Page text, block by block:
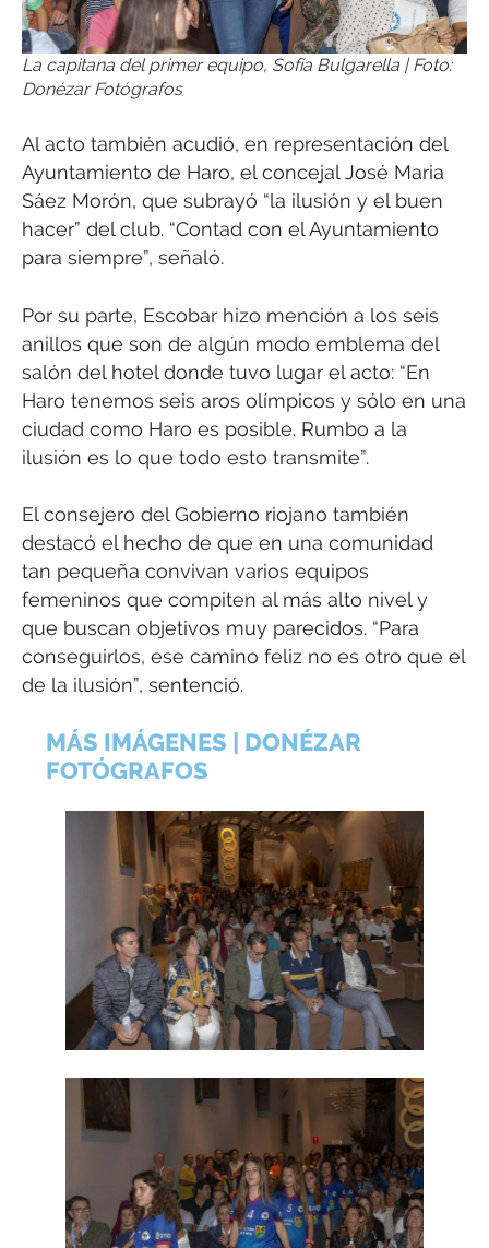
La capitana del primer equipo, Sofía Bulgarella | Foto:
Donézar Fotógrafos
Al acto también acudió, en representación del
Ayuntamiento de Haro, el concejal José Maria
Sáez Morón, que subrayó “la ilusión y el buen
hacer” del club. “Contad con el Ayuntamiento
para siempre”, señaló.
Por su parte, Escobar hizo mención a los seis
anillos que son de algún modo emblema del
salón del hotel donde tuvo lugar el acto: “En
Haro tenemos seis aros olímpicos y sólo en una
ciudad como Haro es posible. Rumbo a la
ilusión es lo que todo esto transmite”.
El consejero del Gobierno riojano también
destacó el hecho de que en una comunidad
tan pequeña convivan varios equipos
femeninos que compiten al más alto nivel y
que buscan objetivos muy parecidos. “Para
conseguirlos, ese camino feliz no es otro que el
de la ilusión”, sentenció.
MÁS IMÁGENES | DONÉZAR
FOTÓGRAFOS